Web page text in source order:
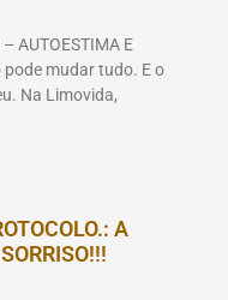
AUTOESTIMA E
pode mudar tudo. E o
Na Limovida,
A